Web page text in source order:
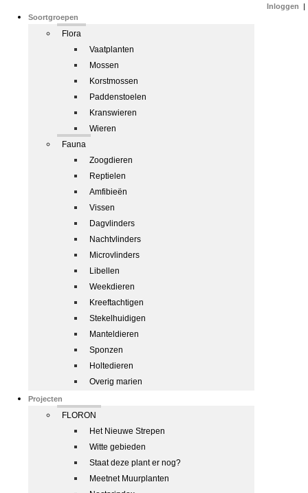
Soortgroepen
Flora
Vaatplanten
Mossen
Korstmossen
Paddenstoelen
Kranswieren
Wieren
Fauna
Zoogdieren
Reptielen
Amfibieën
Vissen
Dagvlinders
Nachtvlinders
Microvlinders
Libellen
Weekdieren
Kreeftachtigen
Stekelhuidigen
Manteldieren
Sponzen
Holtedieren
Overig marien
Projecten
FLORON
Het Nieuwe Strepen
Witte gebieden
Staat deze plant er nog?
Meetnet Muurplanten
Inloggen |